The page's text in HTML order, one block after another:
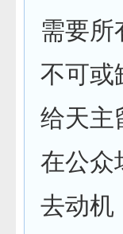
需要所
不可或
给天主
在公众
去动机